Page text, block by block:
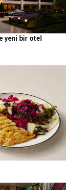
yeni bir otel